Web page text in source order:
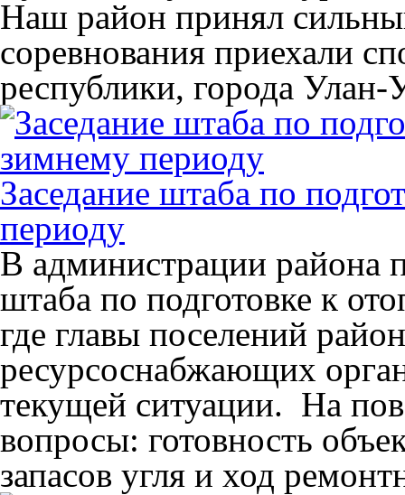
Наш район принял
соревнования приехали
республики, города
Заседание штаба по
периоду
В администрации района
штаба по подготовке к
где главы поселений
ресурсоснабжающих
текущей ситуации. На
вопросы: готовность
запасов угля и ход